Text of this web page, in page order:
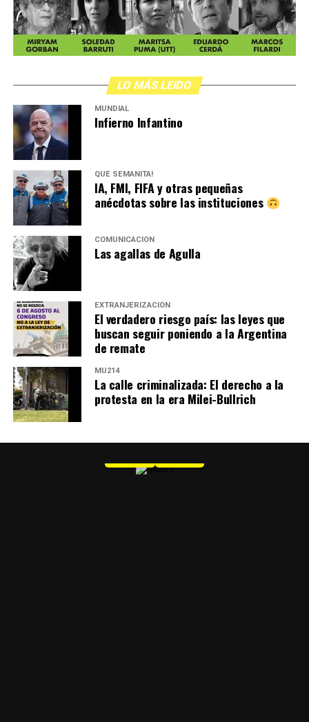
LO MÁS LEIDO
MUNDIAL
Infierno Infantino
QUÉ SEMANITA!
IA, FMI, FIFA y otras pequeñas
anécdotas sobre las instituciones
COMUNICACIÓN
Las agallas de Agulla
EXTRANJERIZACIÓN
El verdadero riesgo país: las leyes que
buscan seguir poniendo a la Argentina
de remate
MU214
La calle criminalizada: El derecho a la
protesta en la era Milei-Bullrich